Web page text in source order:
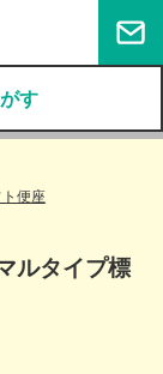
す
便座
ルタイプ標